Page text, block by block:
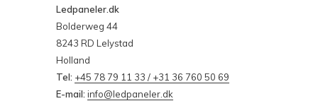
Ledpaneler.dk
Bolderweg 44
8243 RD Lelystad
Holland
Tel: +45 78 79 11 33 / +31 36 760 50 69
E-mail: info@ledpaneler.dk